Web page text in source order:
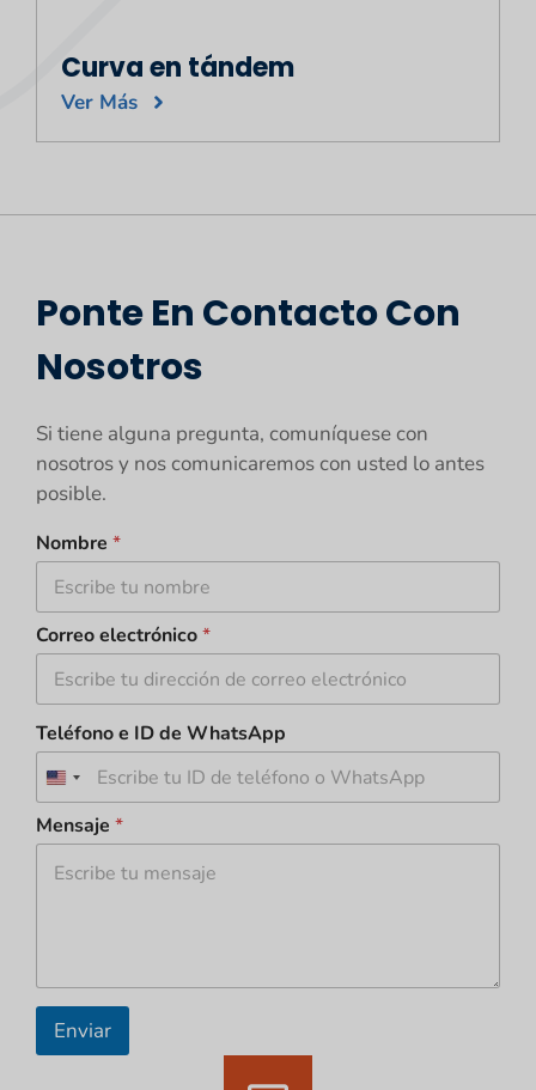
Curva en tándem
Ver Más
Ponte En Contacto Con
Nosotros
Si tiene alguna pregunta, comuníquese con
nosotros y nos comunicaremos con usted lo antes
posible.
Nombre *
Correo electrónico*
Teléfono e ID de WhatsApp
U
n
i
t
t
a
t
Mensaje *
Enviar